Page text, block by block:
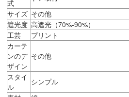
式
サイズ その他
遮光度 高遮光（70%-90%）
工芸
プリント
カーテ
ンのデ
ザイン
その他
スタイ
ル
シンプル